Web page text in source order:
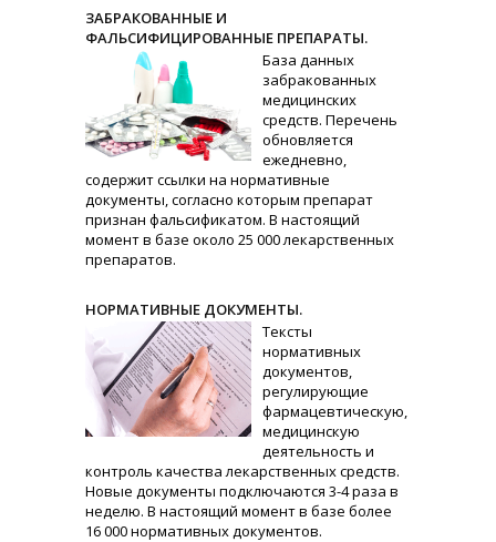
ЗАБРАКОВАННЫЕ И
ФАЛЬСИФИЦИРОВАННЫЕ ПРЕПАРАТЫ.
База данных
забракованных
медицинских
средств. Перечень
обновляется
ежедневно,
содержит ссылки на нормативные
документы, согласно которым препарат
признан фальсификатом. В настоящий
момент в базе около 25 000 лекарственных
препаратов.
НОРМАТИВНЫЕ ДОКУМЕНТЫ.
Тексты
нормативных
документов,
регулирующие
фармацевтическую,
медицинскую
деятельность и
контроль качества лекарственных средств.
Новые документы подключаются 3-4 раза в
неделю. В настоящий момент в базе более
16 000 нормативных документов.